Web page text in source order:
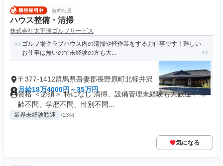
契約社員
ハウス整備・清掃
株式会社太平洋ゴルフサービス
ゴルフ場クラブハウス内の清掃や軽作業をするお仕事です！難しい
お仕事は無いので未経験の方も大...
〒377-1412群馬県吾妻郡長野原町北軽井沢
月給18万4000円～35万円
資格 ＜必須＞ 特になし 清掃、設備管理未経験も大歓迎！ 年
齢不問、学歴不問、性別不問...
業界未経験歓迎 +23個
気になる